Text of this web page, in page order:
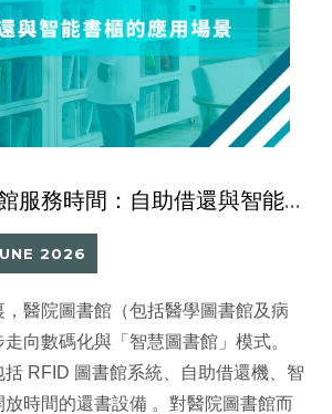
延長醫院圖書館服務時間：自助借還與智能書櫃的應用場景 （醫院圖書館 RFID 智慧圖書館實戰）
2026
醫院圖書館（包括醫學圖書館及病
向數碼化與「智慧圖書館」模式。
RFID 圖書館系統、自助借還機、智
時間的還書設備 。對醫院圖書館而